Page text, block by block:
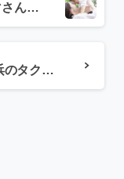
育児中でも仕事がしたいママさん必見！横浜のタクシー会社で仕事と子育て安心両立！
男性職と呼ばせない！横浜のタクシー会社の女性社員に対する取り組みについて